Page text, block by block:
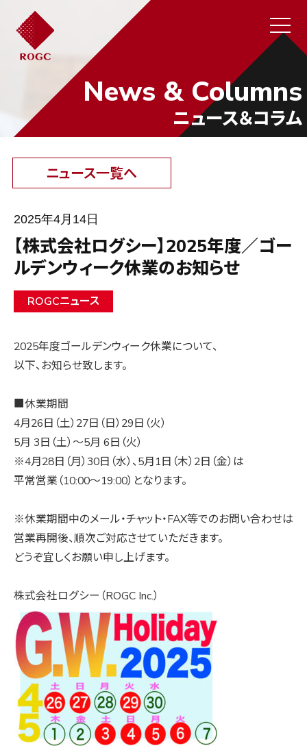
News & Columns
ニュース＆コラム
ニュース一覧へ
2025年4月14日
【株式会社ログシー】2025年度／ゴー
ルデンウィーク休業のお知らせ
ROGCニュース
2025年度ゴールデンウィーク休業について、
以下、お知らせ致します。
■休業期間
4月26日（土）27日（日）29日（火）
5月 3日（土）～5月 6日（火）
※4月28日（月）30日（水）、5月1日（木）2日（金）は
平常営業（10:00～19:00）となります。
※休業期間中のメール・チャット・FAX等でのお問い合わせは
営業再開後、順次ご対応させていただきます。
どうぞ宜しくお願い申し上げます。
株式会社ログシー（ROGC Inc.）